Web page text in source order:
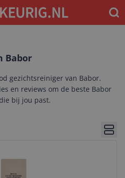
Babor
gezichtsreiniger van Babor.
en reviews om de beste Babor
bij jou past.